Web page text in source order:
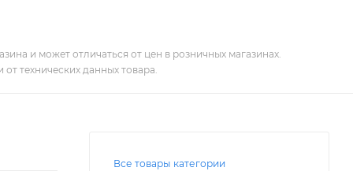
и может отличаться от цен в розничных магазинах.
технических данных товара.
Все товары категории